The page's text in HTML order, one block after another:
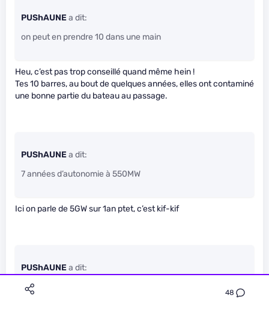
48
PUShAUNEa dit:
on peut en prendre 10 dans une main
Heu, c’est pas trop conseillé quand même hein !
Tes 10 barres, au bout de quelques années, elles ont contaminé
une bonne partie du bateau au passage.
PUShAUNEa dit:
7 années d’autonomie à 550MW
Ici on parle de 5GW sur 1an ptet, c’est kif-kif
PUShAUNEa dit:
Si ça se passe mal, on sera très loin.